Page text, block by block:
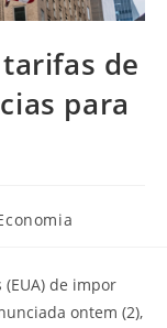
de
para
de impor
ontem (2),